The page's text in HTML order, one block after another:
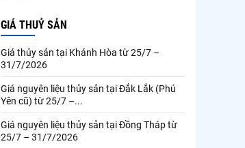
GIÁ THUỶ SẢN
Giá thủy sản tại Khánh Hòa từ 25/7 –
31/7/2026
Giá nguyên liệu thủy sản tại Đắk Lắk (Phú
Yên cũ) từ 25/7 –...
Giá nguyên liệu thủy sản tại Đồng Tháp từ
25/7 – 31/7/2026